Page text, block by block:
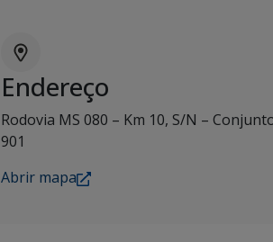
Endereço
Rodovia MS 080 – Km 10, S/N –
901
Abrir mapa